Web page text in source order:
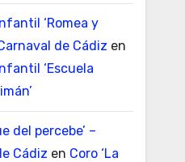
‘Romea y
de Cádiz en
‘Escuela
del percebe’ –
Cádiz en Coro ‘La